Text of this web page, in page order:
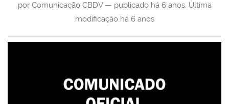
por Comunicação CBDV — publicado há 6 anos, Última
modificação há 6 anos